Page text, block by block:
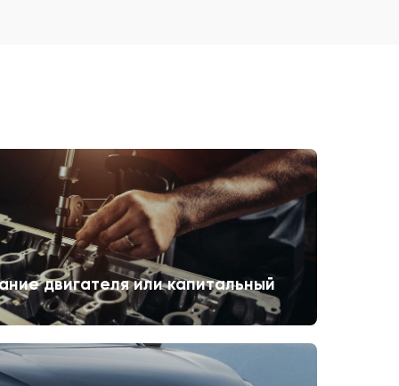
двигателя или капитальный